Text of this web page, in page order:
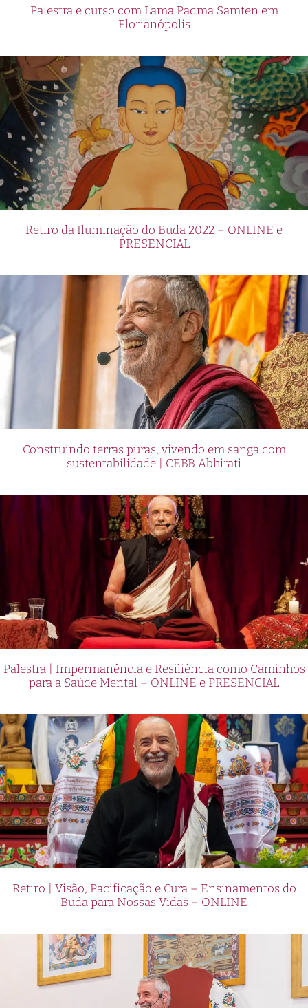
Palestra e curso com Lama Padma Samten em
Florianópolis
Retiro da Iluminação do Buda 2022 – ONLINE e
PRESENCIAL
Construindo terras puras, vivendo em sanga com
sustentabilidade | CEBB Abhirati
Palestra | Impermanência e Resiliência como Caminhos
para a Saúde Mental – ONLINE e PRESENCIAL
Retiro | Visão, Pacificação e Cura – Ensinamentos do
Buda para Nossas Vidas – ONLINE